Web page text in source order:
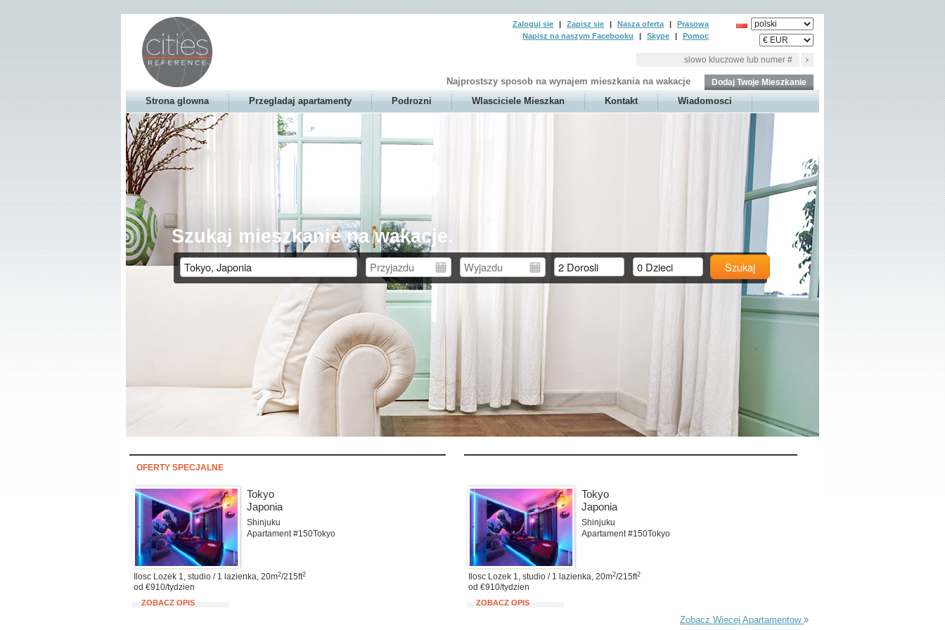
Najprostszy sposob na wynajem mieszkania na wakacje Dodaj Twoje Mieszkanie
Zaloguj sie | Zapisz sie | Nasza oferta |
Prasowa
Napisz na naszym Facebooku
| Skype | Pomoc
Strona glowna Przegladaj apartamenty Podrozni Wlasciciele Mieszkan Kontakt Wiadomosci
Szukaj mieszkanie na wakacje.
Szukaj
OFERTY SPECJALNE
Tokyo
Japonia
Shinjuku
Apartament #150Tokyo
Ilosc Lozek 1, studio / 1 lazienka, 20m2/215ft2
od €910/tydzien
ZOBACZ OPIS
Tokyo
Japonia
Shinjuku
Apartament #150Tokyo
Ilosc Lozek 1, studio / 1 lazienka, 20m2/215ft2
od €910/tydzien
ZOBACZ OPIS
Zobacz Wiecej Apartamentow